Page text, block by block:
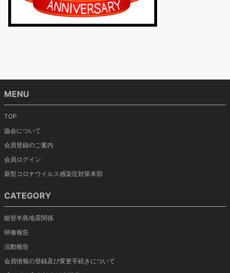
MENU
TOP
協会について
会員登録のご案内
会員ログイン
新型コロナウイルス感染症対策本部
CATEGORY
能登半島地震関係
研修報告
活動報告
会員情報の登録及び変更手続きについて